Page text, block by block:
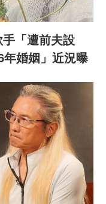
「遭前夫設
婚姻」近況曝